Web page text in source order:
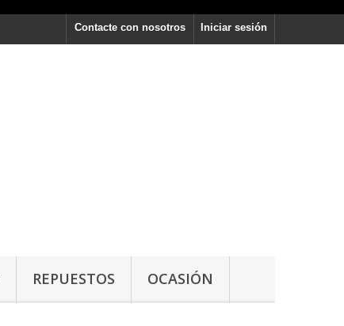
Iniciar sesión
Contacte con nosotros
REPUESTOS OCASIÓN